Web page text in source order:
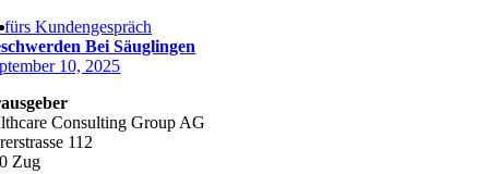
fürs Kundengespräch
Bei Säuglingen
10, 2025
Consulting Group AG
112
Zug